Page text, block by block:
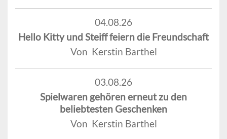
04.08.26
Hello Kitty und Steiff feiern die Freundschaft
Von Kerstin Barthel
03.08.26
Spielwaren gehören erneut zu den
beliebtesten Geschenken
Von Kerstin Barthel